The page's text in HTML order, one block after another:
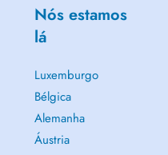
Nós estamos
lá
Luxemburgo
Bélgica
Alemanha
Áustria